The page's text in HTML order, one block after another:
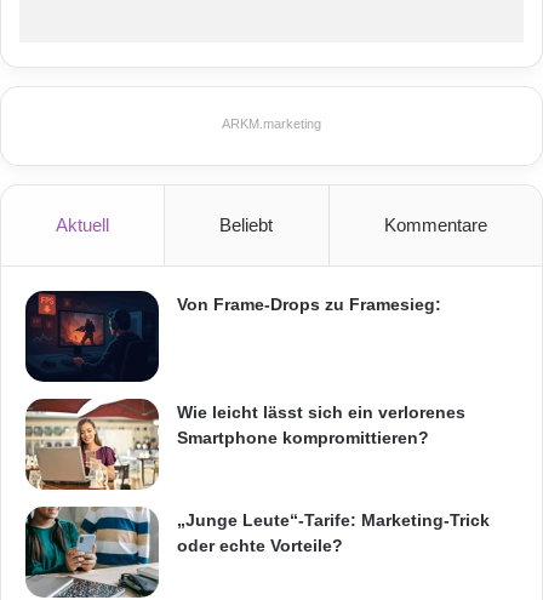
ARKM.marketing
Aktuell Beliebt Kommentare
Von Frame-Drops zu Framesieg:
Wie leicht lässt sich ein verlorenes
Smartphone kompromittieren?
„Junge Leute“-Tarife: Marketing-Trick
oder echte Vorteile?